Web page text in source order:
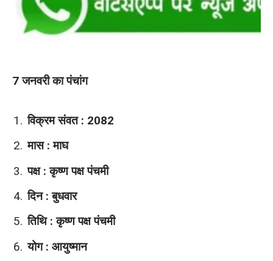
7 जनवरी का पंचांग
विक्रम संवत : 2082
मास : माघ
पक्ष : कृष्ण पक्ष पंचमी
दिन : बुधवार
तिथि : कृष्ण पक्ष पंचमी
योग : आयुष्मान